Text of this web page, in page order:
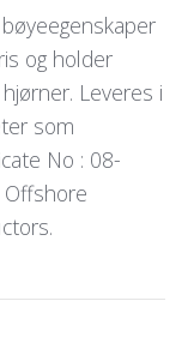
og holder
Leveres i
som
No : 08-